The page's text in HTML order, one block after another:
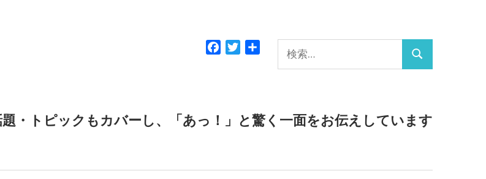
索:
検
Facebook
Twitter
・トピックもカバーし、「あっ！」と驚く一面をお伝えしています